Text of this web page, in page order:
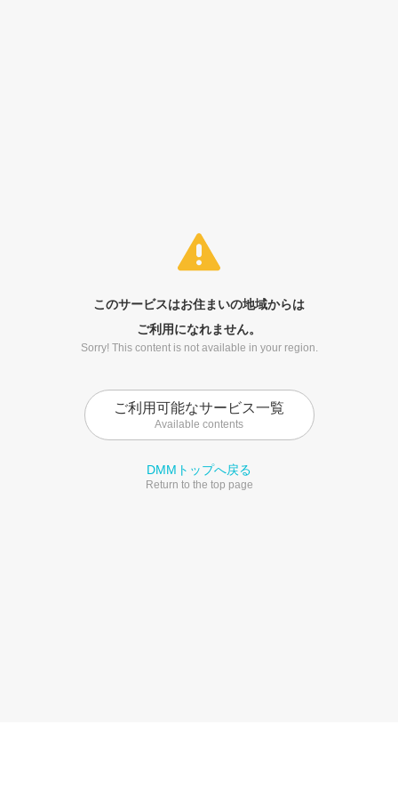
このサービスはお住まいの地域からは
ご利用になれません。
Sorry! This content is not available in your region.
ご利用可能なサービス一覧
Available contents
DMMトップへ戻る
Return to the top page